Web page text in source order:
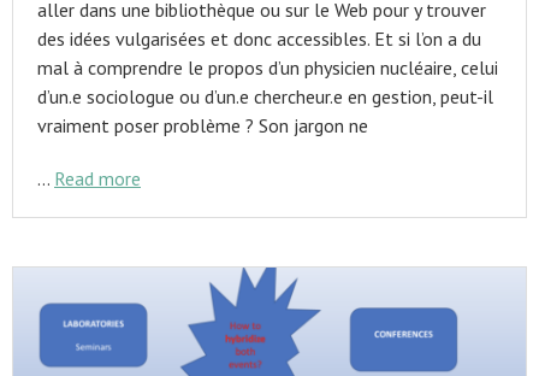
aller dans une bibliothèque ou sur le Web pour y trouver
des idées vulgarisées et donc accessibles. Et si l’on a du
mal à comprendre le propos d’un physicien nucléaire, celui
d’un.e sociologue ou d’un.e chercheur.e en gestion, peut-il
vraiment poser problème ? Son jargon ne
… Read more